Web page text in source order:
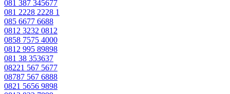
081 387 345677
081 2228 2228 1
085 6677 6688
0812 3232 0812
0858 7575 4000
0812 995 89898
081 38 353637
08221 567 5677
08787 567 6888
0821 5656 9898